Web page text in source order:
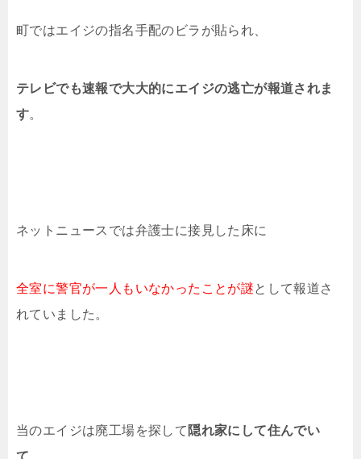
町ではエイジの指名手配のビラが貼られ、
テレビでも速報で大大的にエイジの逃亡が報道されま
す。
ネットニュースでは弁護士に接見した床に
全室に警官が一人もいなかったことが謎として報道さ
れていました。
当のエイジは廃工場を探して 隠れ家にして住んでい
て、